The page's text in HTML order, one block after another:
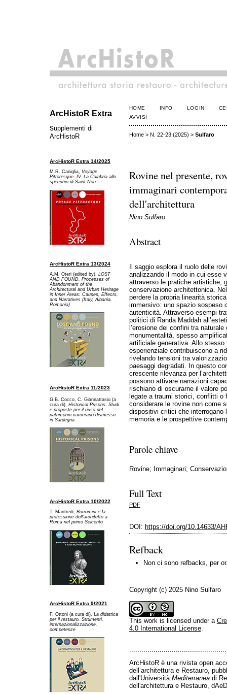
ArcHistoR Extra
supplementi di
ArcHistoR
ArcHistoR Extra 14/2025
M.R. Caniglia, Voyage
Pittoresque. IV. La Calabria allo
specchio di Saint-Non
ArcHistoR Extra 13/2024
A.M. Oteri (edited by), LOST
AND FOUND. Processes of
Abandonment of the
Architectural and Urban Heritage
in Inner Areas: Causes, Effects,
and Narratives (Italy, Albania,
Romania)
ArcHistoR Extra 11/2023
G.B. Cocco, C. Giannattasio (a
cura di), Historical Prisons. Studi
e proposte per il riuso del
patrimonio carcerario dismesso
in Sardegna
ArcHistoR Extra 10/2022
T. Manfredi, Borromini e la
professione dell’architetto a
Roma nel primo Seicento
ArcHistoR Extra 9/2021
F. Ottoni (a cura di), La didattica
per il restauro. Strumenti,
internazionalizzazione,
competenze
HOME INFO LOGIN
AVVISI
Home> N. 22-23 (2025) > Sulfaro
Rovine nel presente,
immaginari
dell'architettura
Nino Sulfaro
Abstract
Il saggio esplora il ruolo delle
analizzando il modo in cui esse
attraverso le pratiche artistiche,
conservazione architettonica.
perdere la propria linearità
immersivo: uno spazio sospeso
autenticità. Attraverso esempi
politici di Randa Maddah
l’erosione dei confini tra
monumentalità, spesso
artificiale generativa. Allo stesso
esperienziale contribuiscono a
rivelando tensioni tra
paesaggi degradati. In questo
crescente rilevanza per
possono attivare narrazioni
rischiano di oscurarne il valore
legate a traumi storici, conflitti
considerare le rovine non come
dispositivi critici che interrogano
memoria e le prospettive
Parole chiave
Rovine; Immaginari;
Full Text
PDF
DOI: https://doi.org/10.14633/
Refback
Non ci sono refbacks, per
Copyright (c) 2025 Nino Sulfaro
This work is licensed under a
4.0 International License.
ArcHistoR è una rivista open
dell’architettura e Restauro,
dall'Università Mediterraneadi
dell'architettura e Restauro,